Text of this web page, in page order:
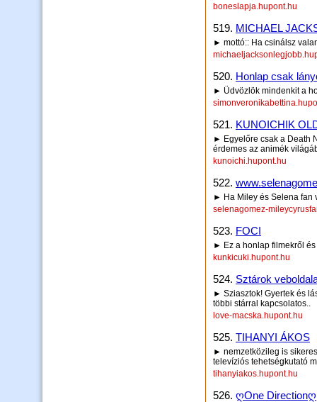
boneslapja.hupont.hu
519. MICHAEL
► mottó:: Ha csinálsz
520. Honlap csak
► Üdvözlök mindenkit a
521. KUNOICHIK
► Egyelőre csak a Death
érdemes az animék
kunoichi.hupont.hu
522.
► Ha Miley és Selena fan
selenagomez-
523. FOCI
► Ez a honlap filmekről
kunkicuki.hupont.hu
524. Sztárok
► Sziasztok! Gyertek és
többi stárral kapcsolatos..
love-macska.hupont.hu
525. TIHANYI ÁKOS
► nemzetközileg is
televíziós tehetségkutató
tihanyiakos.hupont.hu
526. ღOne Directionღ